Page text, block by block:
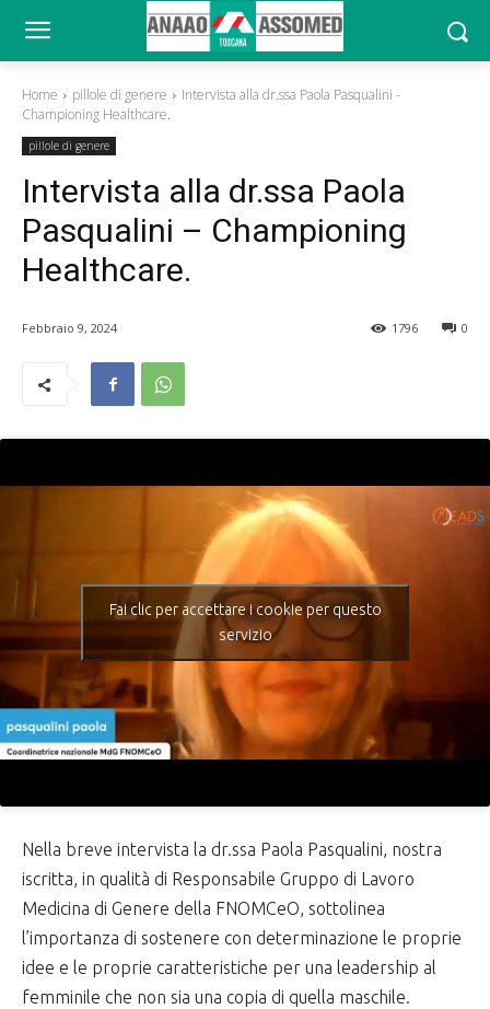
Home pillole di genere
Intervista alla dr.ssa Paola Pasqualini -
Championing Healthcare.
pillole di genere
Intervista alla dr.ssa Paola
Pasqualini – Championing
Healthcare.
Febbraio 9, 2024 0
1796
Fai clic per accettare i cookie per questo
servizio
Nella breve intervista la dr.ssa Paola Pasqualini, nostra
iscritta, in qualità di Responsabile Gruppo di Lavoro
Medicina di Genere della FNOMCeO, sottolinea
l’importanza di sostenere con determinazione le proprie
idee e le proprie caratteristiche per una leadership al
femminile che non sia una copia di quella maschile.